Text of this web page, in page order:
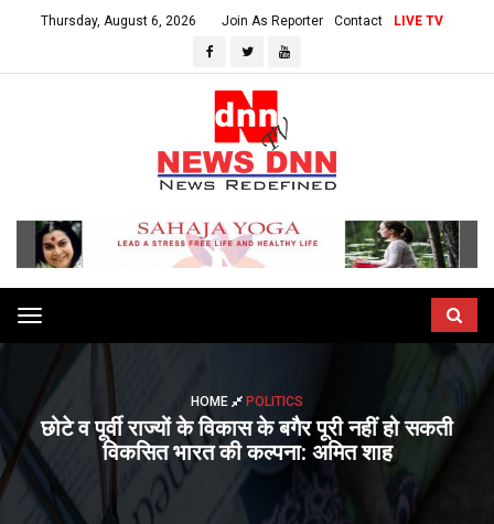
Thursday, August 6, 2026 Join As Reporter Contact LIVE TV
Toggle
navigation
HOME POLITICS
छोटे व पूर्वी राज्यों के विकास के बगैर पूरी नहीं हो सकती
विकसित भारत की कल्पना: अमित शाह